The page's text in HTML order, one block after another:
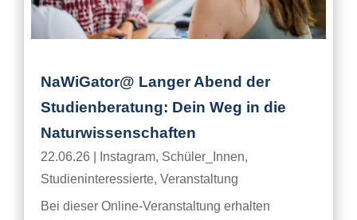
NaWiGator@ Langer Abend der
Studienberatung: Dein Weg in die
Naturwissenschaften
22.06.26 Instagram, Schüler_Innen,
Studieninteressierte, Veranstaltung
Bei dieser Online-Veranstaltung erhalten